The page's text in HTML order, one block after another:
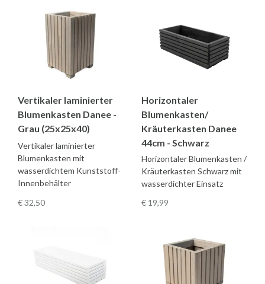
Vertikaler laminierter
Blumenkasten Danee -
Grau (25x25x40)
Vertikaler laminierter
Blumenkasten mit
wasserdichtem Kunststoff-
Innenbehälter
€ 32,50
Horizontaler
Blumenkasten/
Kräuterkasten Danee
44cm - Schwarz
Horizontaler Blumenkasten /
Kräuterkasten Schwarz mit
wasserdichter Einsatz
€ 19,99